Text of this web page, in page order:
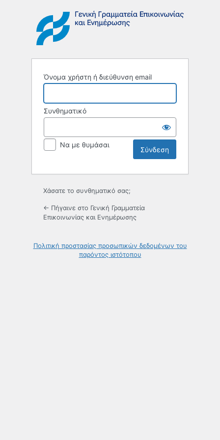
Όνομα χρήστη ή διεύθυνση email
Συνθηματικό
Να με θυμάσαι
Χάσατε το συνθηματικό σας;
← Πήγαινε στο Γενική Γραμματεία
Επικοινωνίας και Ενημέρωσης
Πολιτική προστασίας προσωπικών δεδομένων του
παρόντος ιστότοπου